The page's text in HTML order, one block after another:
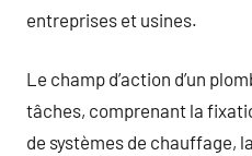
entreprises et usines.
Le champ d’action d’un
tâches, comprenant la
de systèmes de chauffage,